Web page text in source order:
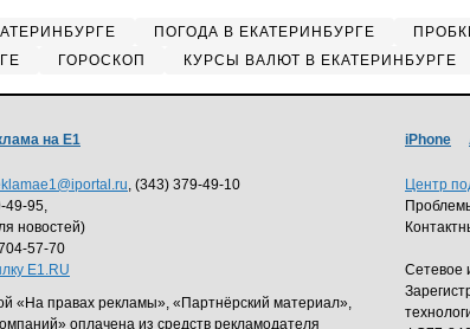
ПОГОДА В ЕКАТЕРИНБУРГЕ
ГОРОСКОП КУРСЫ ВАЛЮТ В ЕКАТЕРИНБУРГЕ
на Е1
, (343) 379-49-10
49-95,
новостей)
57-70
E1.RU
«На правах рекламы», «Партнёрский материал»,
оплачена из средств рекламодателя
iPhone
Центр
Сетевое